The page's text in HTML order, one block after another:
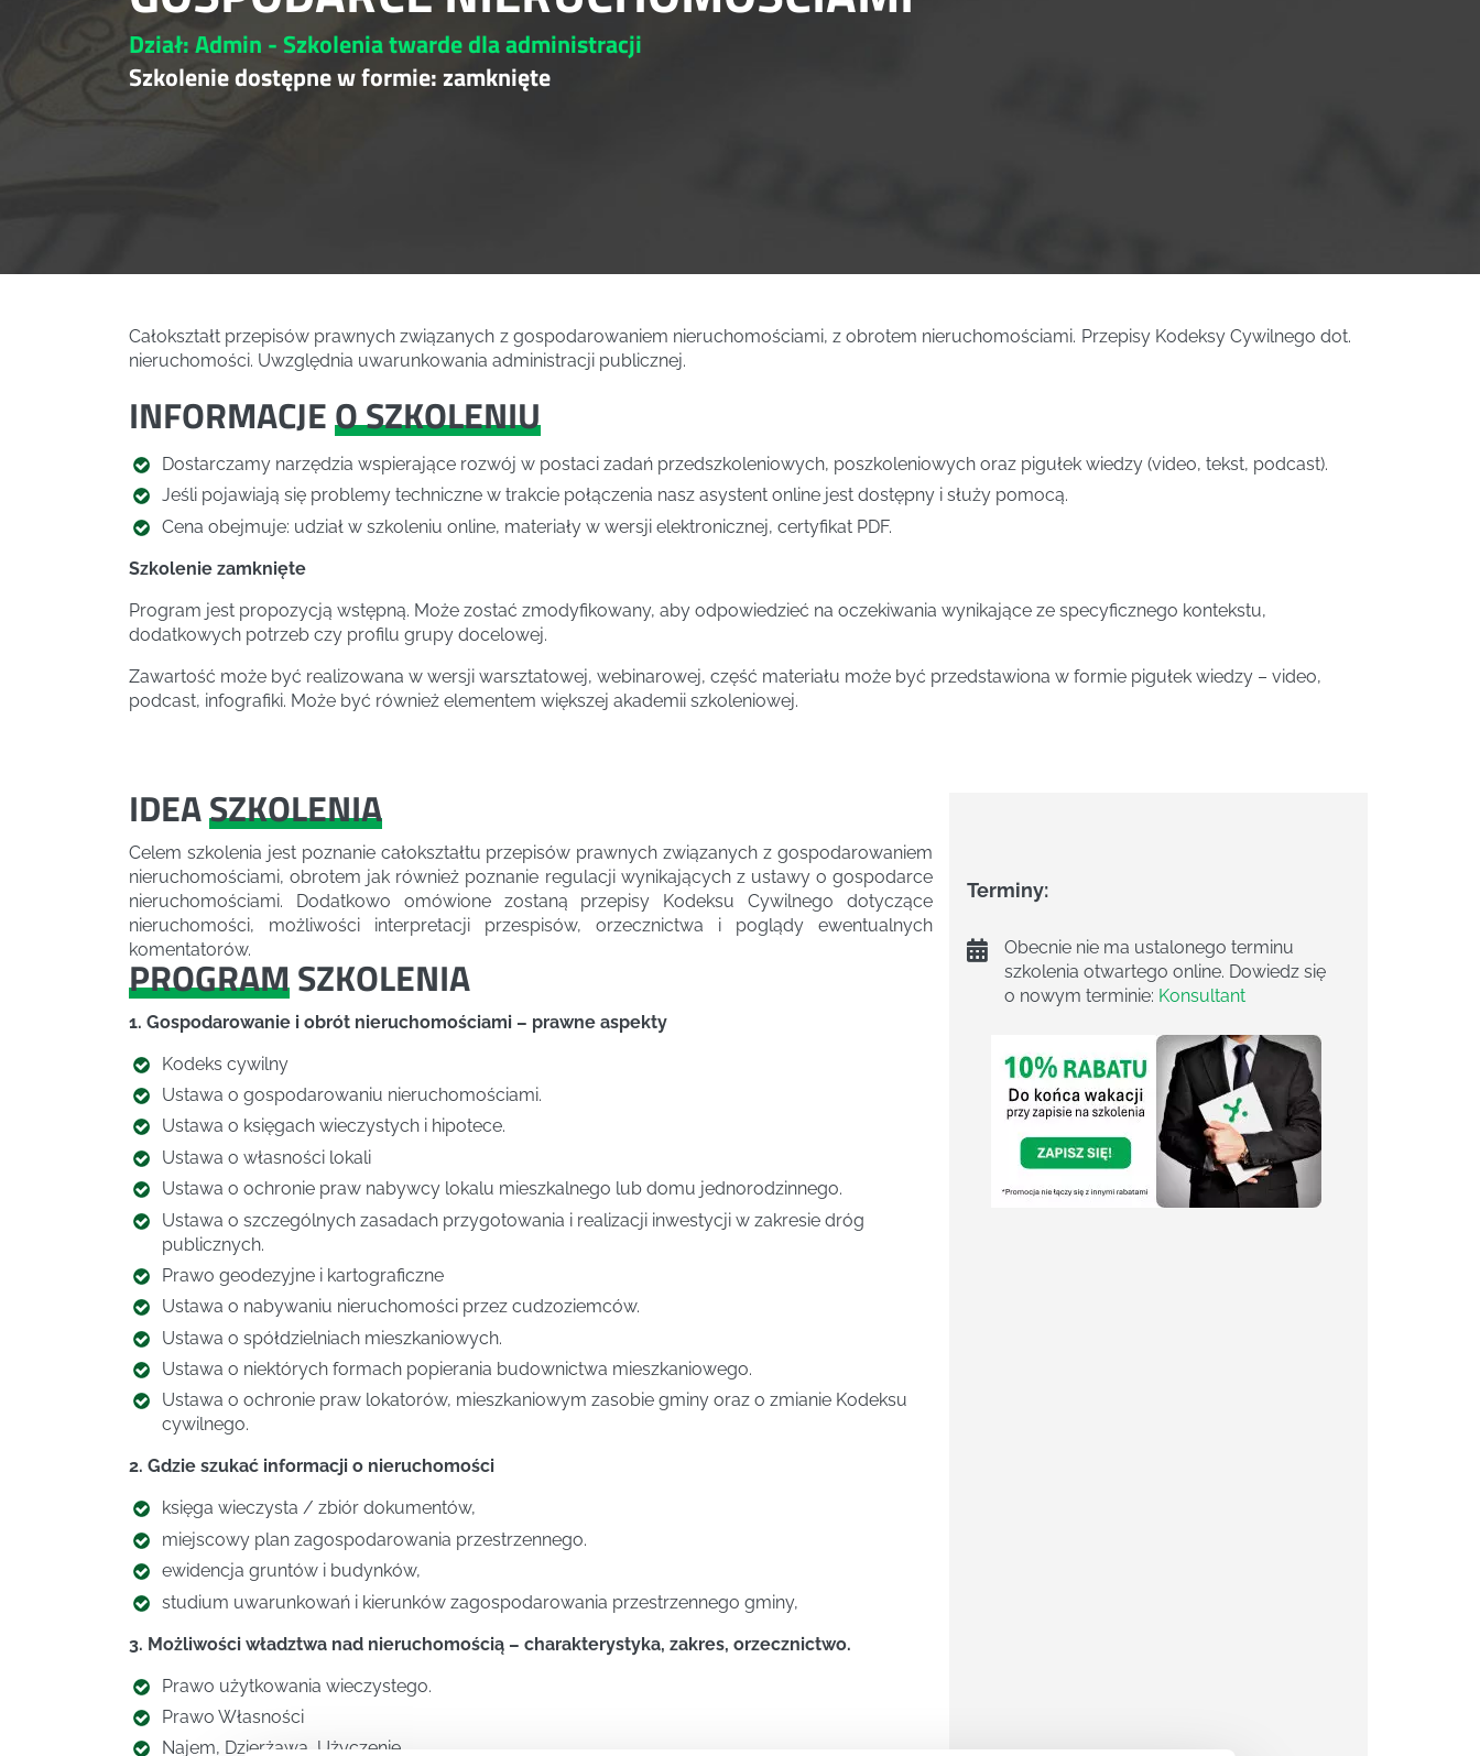
Dział: Admin - Szkolenia twarde dla administracji
Szkolenie dostępne w formie: zamknięte
Całokształt przepisów prawnych związanych z gospodarowaniem nieruchomościami, z obrotem nieruchomościami. Przepisy Kodeksy Cywilnego dot.
nieruchomości. Uwzględnia uwarunkowania administracji publicznej.
INFORMACJEO SZKOLENIU
Dostarczamy narzędzia wspierające rozwój w postaci zadań przedszkoleniowych, poszkoleniowych oraz pigułek wiedzy (video, tekst, podcast).
Jeśli pojawiają się problemy techniczne w trakcie połączenia nasz asystent online jest dostępny i służy pomocą.
Cena obejmuje: udział w szkoleniu online, materiały w wersji elektronicznej, certyfikat PDF.
Szkolenie zamknięte
Program jest propozycją wstępną. Może zostać zmodyfikowany, aby odpowiedzieć na oczekiwania wynikające ze specyficznego kontekstu,
dodatkowych potrzeb czy profilu grupy docelowej.
Zawartość może być realizowana w wersji warsztatowej, webinarowej, część materiału może być przedstawiona w formie pigułek wiedzy – video,
podcast, infografiki. Może być również elementem większej akademii szkoleniowej.
IDEASZKOLENIA
Celem szkolenia jest poznanie całokształtu przepisów prawnych związanych z gospodarowaniem
nieruchomościami, obrotem jak również poznanie regulacji wynikających z ustawy o gospodarce
nieruchomościami. Dodatkowo omówione zostaną przepisy Kodeksu Cywilnego dotyczące
nieruchomości, możliwości interpretacji przespisów, orzecznictwa i poglądy ewentualnych
komentatorów.
PROGRAMSZKOLENIA
1. Gospodarowanie i obrót nieruchomościami – prawne aspekty
Kodeks cywilny
Ustawa o gospodarowaniu nieruchomościami.
Ustawa o księgach wieczystych i hipotece.
Ustawa o własności lokali
Ustawa o ochronie praw nabywcy lokalu mieszkalnego lub domu jednorodzinnego.
Ustawa o szczególnych zasadach przygotowania i realizacji inwestycji w zakresie dróg
publicznych.
Prawo geodezyjne i kartograficzne
Ustawa o nabywaniu nieruchomości przez cudzoziemców.
Ustawa o spółdzielniach mieszkaniowych.
Ustawa o niektórych formach popierania budownictwa mieszkaniowego.
Ustawa o ochronie praw lokatorów, mieszkaniowym zasobie gminy oraz o zmianie Kodeksu
cywilnego.
2. Gdzie szukać informacji o nieruchomości
księga wieczysta / zbiór dokumentów,
miejscowy plan zagospodarowania przestrzennego.
ewidencja gruntów i budynków,
studium uwarunkowań i kierunków zagospodarowania przestrzennego gminy,
3. Możliwości władztwa nad nieruchomością – charakterystyka, zakres, orzecznictwo.
Prawo użytkowania wieczystego.
Prawo Własności
Najem, Dzierżawa, Użyczenie
Terminy:
Obecnie nie ma ustalonego terminu
szkolenia otwartego online. Dowiedz się
o nowym terminie: Konsultant